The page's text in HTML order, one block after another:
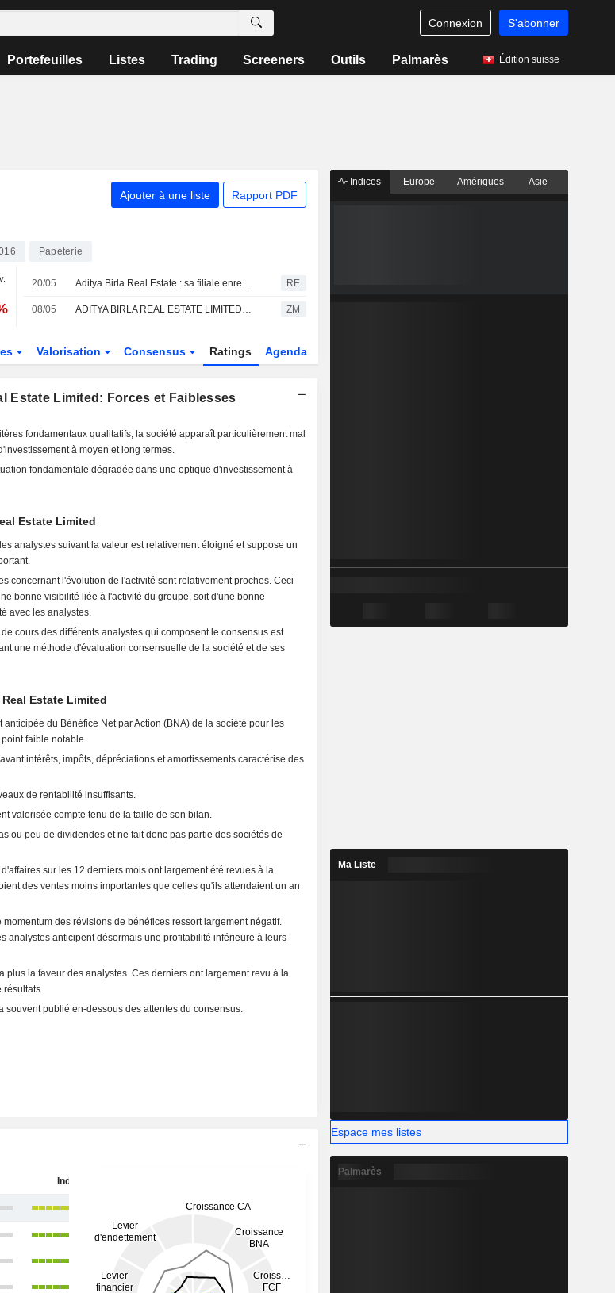
Connexion S'abonner
Portefeuilles Listes Trading Screeners Outils Palmarès Édition suisse
Ajouter à une liste Rapport PDF
Papeterie
20/05 Aditya Birla Real Estate : sa filiale enregistre 10,07 milliards de roupies de réservations pour le projet Birla Taranya à Thane RE
08/05 ADITYA BIRLA REAL ESTATE LIMITED : Nomura maintient sa recommandation à l'achat ZM
Valorisation Consensus Ratings Agenda
Estate Limited: Forces et Faiblesses
fondamentaux qualitatifs, la société apparaît particulièrement mal
à moyen et long termes.
fondamentale dégradée dans une optique d'investissement à
Estate Limited
analystes suivant la valeur est relativement éloigné et suppose un
concernant l'évolution de l'activité sont relativement proches. Ceci
bonne visibilité liée à l'activité du groupe, soit d'une bonne
avec les analystes.
cours des différents analystes qui composent le consensus est
une méthode d'évaluation consensuelle de la société et de ses
Estate Limited
anticipée du Bénéfice Net par Action (BNA) de la société pour les
faible notable.
intérêts, impôts, dépréciations et amortissements caractérise des
de rentabilité insuffisants.
valorisée compte tenu de la taille de son bilan.
ou peu de dividendes et ne fait donc pas partie des sociétés de
sur les 12 derniers mois ont largement été revues à la
des ventes moins importantes que celles qu'ils attendaient un an
des révisions de bénéfices ressort largement négatif.
analystes anticipent désormais une profitabilité inférieure à leurs
plus la faveur des analystes. Ces derniers ont largement revu à la
résultats.
souvent publié en-dessous des attentes du consensus.
Inde
Indices Europe Amériques Asie
Ma Liste
Espace mes listes
Palmarès